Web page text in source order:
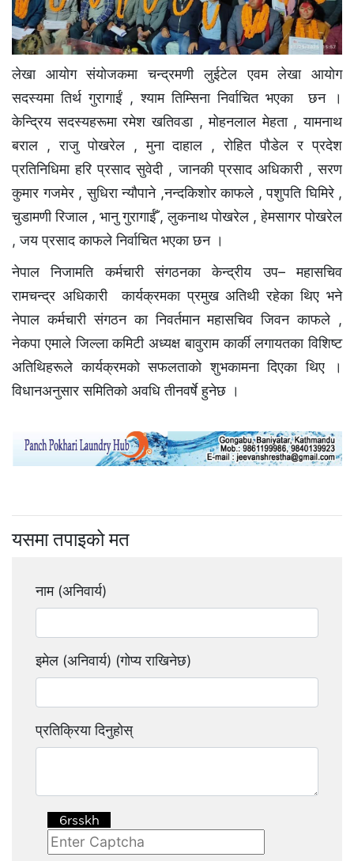
लेखा आयोग संयोजकमा चन्द्रमणी लुईटेल एवम लेखा आयाेग
सदस्यमा तिर्थ गुरागाईं , श्याम तिम्सिना निर्वाचित भएका छन ।
केन्द्रिय सदस्यहरूमा रमेश खतिवडा , मोहनलाल मेहता , यामनाथ
बराल , राजु पोखरेल , मुना दाहाल , रोहित पौडेल र प्रदेश
प्रतिनिधिमा हरि प्रसाद सुवेदी , जानकी प्रसाद अधिकारी , सरण
कुमार गजमेर , सुधिरा न्यौपाने ,नन्दकिशोर काफले , पशुपति घिमिरे ,
चुडामणी रिजाल , भानु गुरागाईँ , लुकनाथ पोखरेल , हेमसागर पोखरेल
, जय प्रसाद काफले निर्वाचित भएका छन ।
नेपाल निजामति कर्मचारी संगठनका केन्द्रीय उप– महासचिव
रामचन्द्र अधिकारी कार्यक्रमका प्रमुख अतिथी रहेका थिए भने
नेपाल कर्मचारी संगठन का निवर्तमान महासचिव जिवन काफले ,
नेकपा एमाले जिल्ला कमिटी अध्यक्ष बावुराम कार्की लगायतका विशिष्ट
अतिथिहरूले कार्यक्रमको सफलताको शुभकामना दिएका थिए ।
विधानअनुसार समितिको अवधि तीनवर्षे हुनेछ ।
यसमा तपाइको मत
नाम (अनिवार्य)
इमेल (अनिवार्य) (गोप्य राखिनेछ)
प्रतिक्रिया दिनुहोस्